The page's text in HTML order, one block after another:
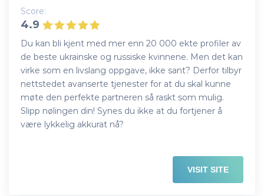
Score:
4.9
Du kan bli kjent med mer enn 20 000 ekte profiler av
de beste ukrainske og russiske kvinnene. Men det kan
virke som en livslang oppgave, ikke sant? Derfor tilbyr
nettstedet avanserte tjenester for at du skal kunne
møte den perfekte partneren så raskt som mulig.
Slipp nølingen din! Synes du ikke at du fortjener å
være lykkelig akkurat nå?
VISIT SITE